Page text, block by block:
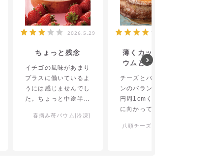
2026.5.29
ちょっと残念
イチゴの風味があまり
プラスに働いているよ
うには感じませんでし
た。ちょっと中途半端
まっているような感じ
春摘み苺バウム[冷凍]
薄くカットしてバ
ウムと一緒に一口
チーズとバウムクーヘ
ンのバランスが最高！
円周1cmくらいで中心
に向かってカットして
美味しかったてす。
八頭チーズケーキ[冷凍]